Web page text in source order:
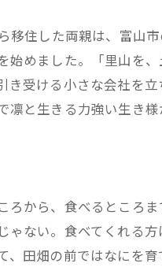
移住した両親は、富山
始めました。「里山を
き受ける小さな会社を
凛と生きる力強い生き
ろから、食べるところま
ゃない。食べてくれる
、田畑の前ではなにを育